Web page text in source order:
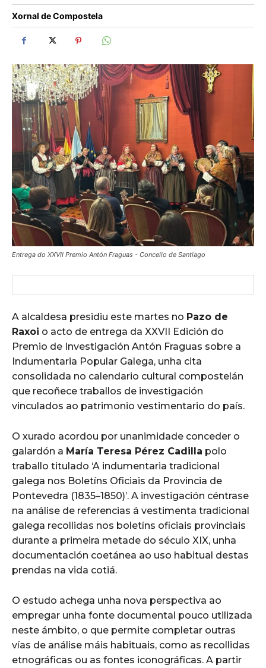
Xornal de Compostela
Entrega do XXVII Premio Antón Fraguas - Concello de Santiago
A alcaldesa presidiu este martes no Pazo de
Raxoi o acto de entrega da XXVII Edición do
Premio de Investigación Antón Fraguas sobre a
Indumentaria Popular Galega, unha cita
consolidada no calendario cultural compostelán
que recoñece traballos de investigación
vinculados ao patrimonio vestimentario do país.
O xurado acordou por unanimidade conceder o
galardón a María Teresa Pérez Cadilla polo
traballo titulado ‘A indumentaria tradicional
galega nos Boletíns Oficiais da Provincia de
Pontevedra (1835–1850)’. A investigación céntrase
na análise de referencias á vestimenta tradicional
galega recollidas nos boletíns oficiais provinciais
durante a primeira metade do século XIX, unha
documentación coetánea ao uso habitual destas
prendas na vida cotiá.
O estudo achega unha nova perspectiva ao
empregar unha fonte documental pouco utilizada
neste ámbito, o que permite completar outras
vías de análise máis habituais, como as recollidas
etnográficas ou as fontes iconográficas. A partir